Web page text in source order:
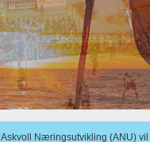
Askvoll Næringsutvikling (ANU)